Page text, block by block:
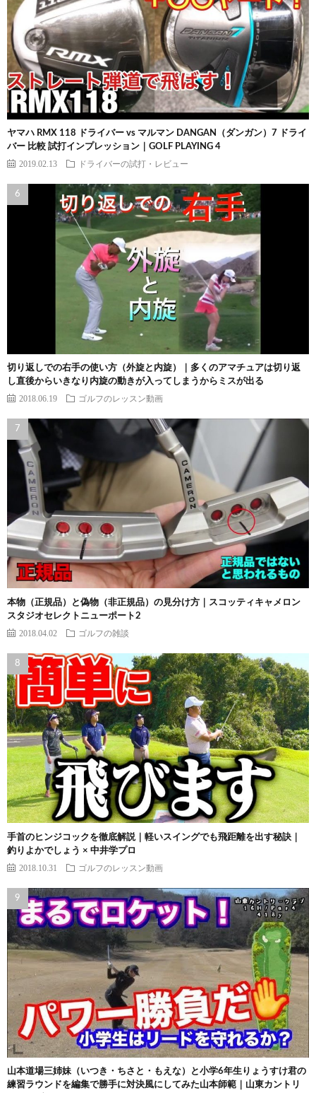
ヤマハ RMX 118 ドライバー vs マルマン DANGAN（ダンガン）7 ドライ
バー 比較 試打インプレッション｜GOLF PLAYING 4
2019.02.13 ドライバーの試打・レビュー
切り返しでの右手の使い方（外旋と内旋）｜多くのアマチュアは切り返
し直後からいきなり内旋の動きが入ってしまうからミスが出る
2018.06.19 ゴルフのレッスン動画
本物（正規品）と偽物（非正規品）の見分け方｜スコッティキャメロン
スタジオセレクトニューポート2
2018.04.02 ゴルフの雑談
手首のヒンジコックを徹底解説｜軽いスイングでも飛距離を出す秘訣｜
釣りよかでしょう × 中井学プロ
2018.10.31 ゴルフのレッスン動画
山本道場三姉妹（いつき・ちさと・もえな）と小学6年生りょうすけ君の
練習ラウンドを編集で勝手に対決風にしてみた山本師範｜山東カントリ